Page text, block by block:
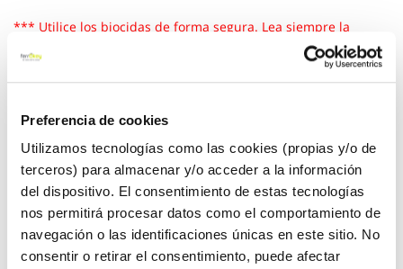
Preferencia de cookies
Utilizamos tecnologías como las cookies (propias y/o de
terceros) para almacenar y/o acceder a la información
del dispositivo. El consentimiento de estas tecnologías
nos permitirá procesar datos como el comportamiento de
navegación o las identificaciones únicas en este sitio. No
consentir o retirar el consentimiento, puede afectar
*** Utilice los biocidas de forma segura. Lea siempre la
etiqueta y la informacion sobre el biocida antes de usarlo
Ver más
8,86 €
Añadir al carrito